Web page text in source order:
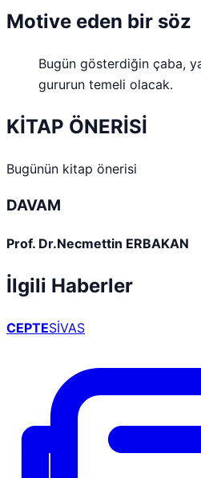
Motive eden bir söz
Bugün gösterdiğin çaba,
gururun temeli olacak.
KİTAP ÖNERİSİ
Bugünün kitap önerisi
DAVAM
Prof. Dr.Necmettin ERBAKAN
İlgili Haberler
CEPTESİVAS